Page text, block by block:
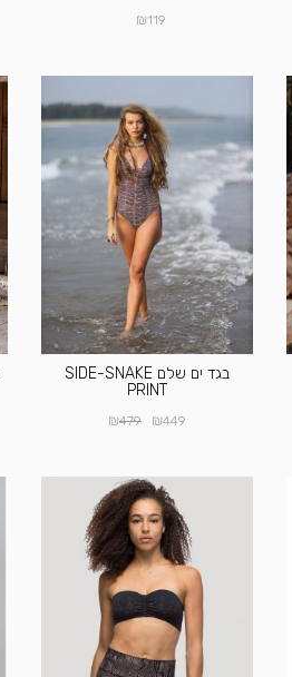
₪119
בגד ים שלם SIDE-SNAKE
PRINT
₪449
₪479